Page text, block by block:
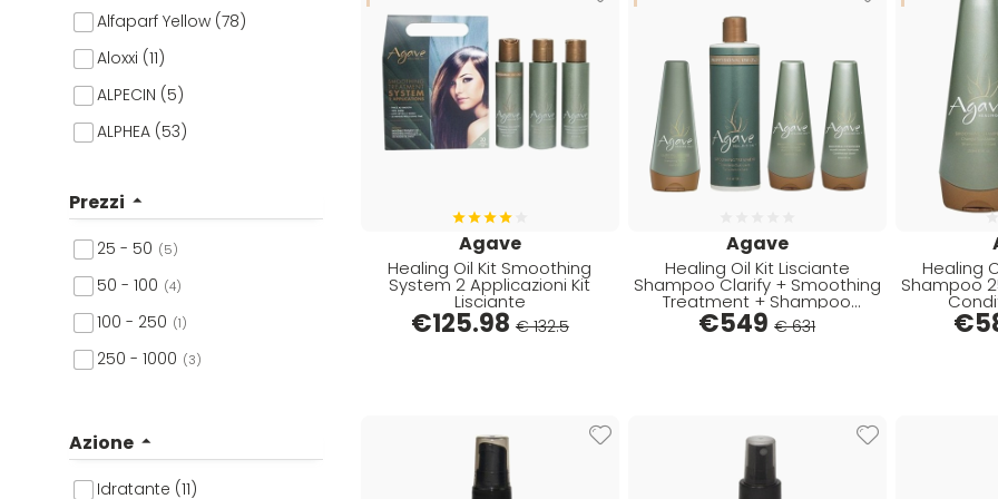
Alfaparf Yellow (78)
Aloxxi (11)
ALPECIN (5)
ALPHEA (53)
Andis (13)
Artego (33)
Arya (2)
Ascèt (1)
Astra (2)
Barbicide (3)
Prezzi
25 - 50 (5)
50 - 100 (4)
100 - 250 (1)
250 - 1000 (3)
Azione
Idratante (11)
Agave
Healing Oil Kit Smoothing
System 2 Applicazioni Kit
Lisciante
€125.98 € 132.5
Agave
Healing Oil Kit Lisciante
Shampoo Clarify + Smoothing
Treatment + Shampoo
Smoothing + Conditioner
Smoothing
€549 € 631
Healing
Shampoo
€